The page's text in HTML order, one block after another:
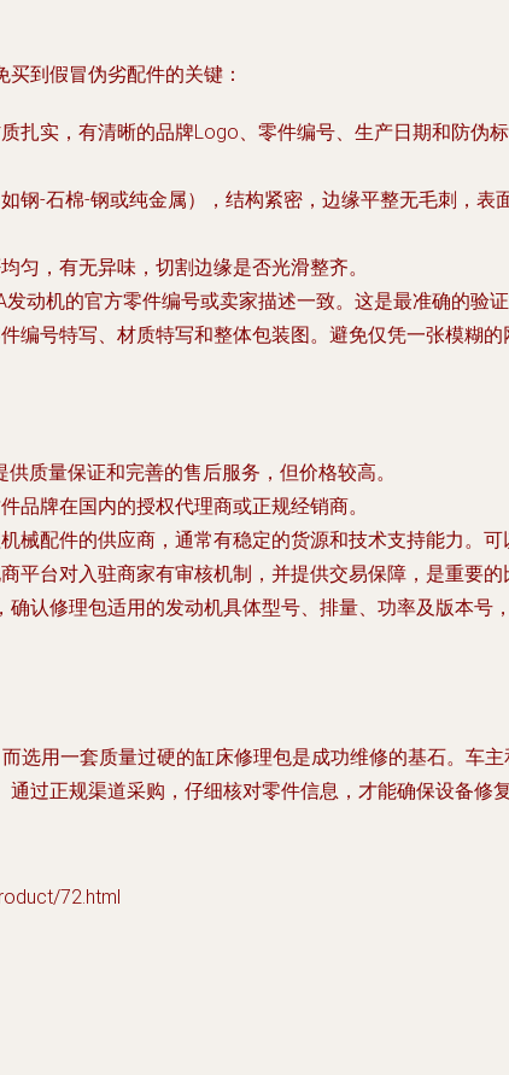
到假冒伪劣配件的关键：
扎实，有清晰的品牌Logo、零件编号、生产日期和防伪
钢-石棉-钢或纯金属），结构紧密，边缘平整无毛刺，
匀，有无异味，切割边缘是否光滑整齐。
动机的官方零件编号或卖家描述一致。这是最准确的验证
编号特写、材质特写和整体包装图。避免仅凭一张模糊的
质量保证和完善的售后服务，但价格较高。
品牌在国内的授权代理商或正规经销商。
械配件的供应商，通常有稳定的货源和技术支持能力。
平台对入驻商家有审核机制，并提供交易保障，是重要的
确认修理包适用的发动机具体型号、排量、功率及版本
选用一套质量过硬的缸床修理包是成功维修的基石。车
过正规渠道采购，仔细核对零件信息，才能确保设备修
72.html